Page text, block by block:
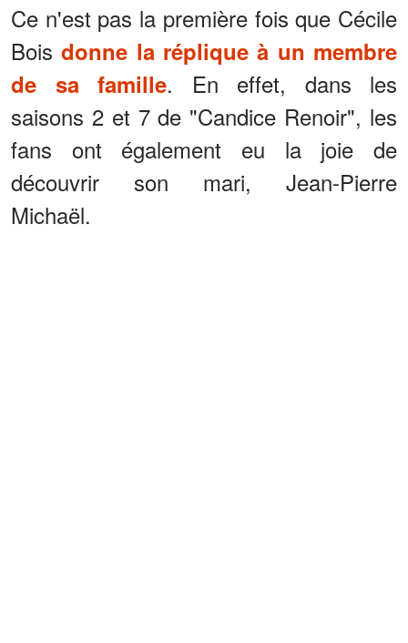
Ce n'est pas la première fois que Cécile
Boisdonne la réplique à un membre
de sa famille. En effet, dans les
saisons 2 et 7 de "Candice Renoir", les
fans ont également eu la joie de
découvrir son mari, Jean-Pierre
Michaël.